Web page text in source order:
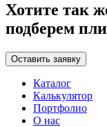
Хотите так
подберем
Оставить заявку
Каталог
Калькулятор
Портфолио
О нас